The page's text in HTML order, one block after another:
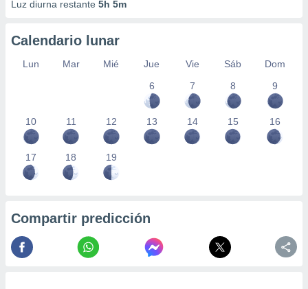
Luz diurna restante 5h 5m
Calendario lunar
Lun Mar Mié Jue Vie Sáb
Dom
6
7 8 9
10 11 12 13 14 15 16
17 18 19
Compartir predicción